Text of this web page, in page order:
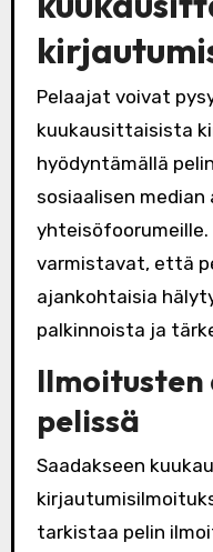
Pelaajat voivat
kuukausittaisista
hyödyntämällä
sosiaalisen
varmistavat, että
ajankohtaisia
palkinnoista ja
pelissä
Saadakseen
tarkistaa pelin